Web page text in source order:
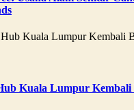
Kuala Lumpur Kembali